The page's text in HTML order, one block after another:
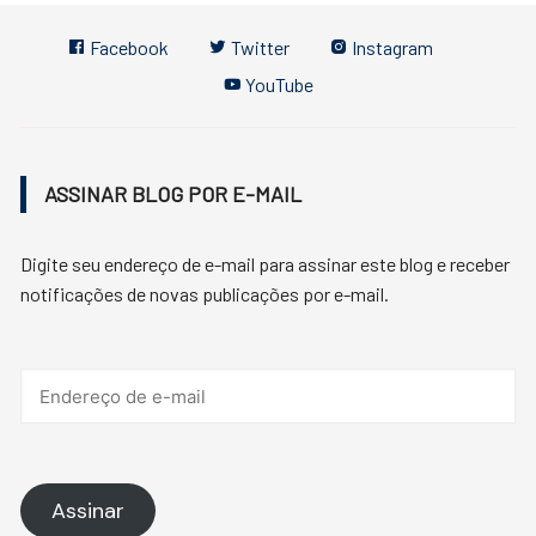
Facebook Twitter
Instagram
YouTube
ASSINAR BLOG POR E-MAIL
Digite seu endereço de e-mail para assinar este blog e receber
notificações de novas publicações por e-mail.
Assinar